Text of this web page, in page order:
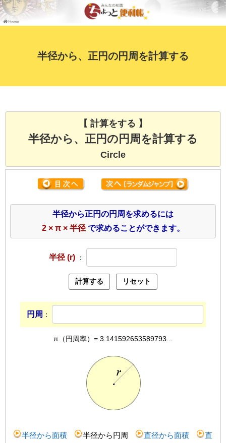
半径から、正円の円周を計算する
【 計算をする 】
半径から、正円の円周を計算する
Circle
半径から正円の円周を求めるには
2 × π × 半径で求めることができます。
半径 (r) ：
円周 ：
π（円周率）= 3.141592653589793...
半径から面積 半径から円周 直径から面積
直